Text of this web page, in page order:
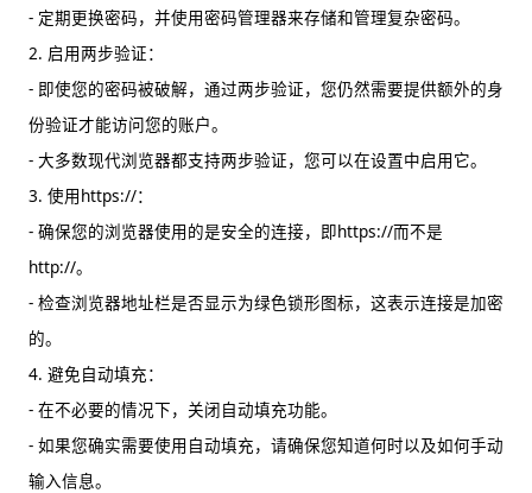
- 定期更换密码，并使用密码管理器来存储和管理复杂密码。
2. 启用两步验证：
- 即使您的密码被破解，通过两步验证，您仍然需要提供额外的身
份验证才能访问您的账户。
- 大多数现代浏览器都支持两步验证，您可以在设置中启用它。
3. 使用https://：
- 确保您的浏览器使用的是安全的连接，即https://而不是
http://。
- 检查浏览器地址栏是否显示为绿色锁形图标，这表示连接是加密
的。
4. 避免自动填充：
- 在不必要的情况下，关闭自动填充功能。
- 如果您确实需要使用自动填充，请确保您知道何时以及如何手动
输入信息。